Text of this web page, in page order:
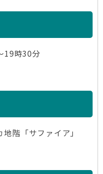
19時30分
階「サファイア」